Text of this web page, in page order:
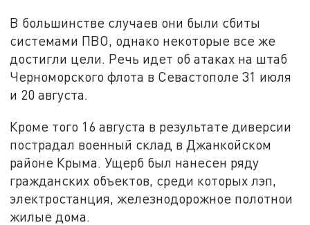
В большинстве случаев они были сбиты
системами ПВО, однако некоторые все же
достигли цели. Речь идет об атаках на штаб
Черноморского флота в Севастополе 31 июля
и 20 августа.
Кроме того 16 августа в результате диверсии
пострадал военный склад в Джанкойском
районе Крыма. Ущерб был нанесен ряду
гражданских объектов, среди которых лэп,
электростанция, железнодорожное полотнои
жилые дома.